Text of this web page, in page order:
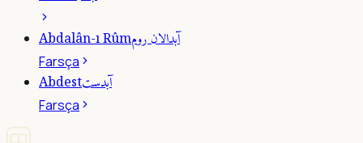
Abdalân-ı Rûmآبدالان روم
Farsça
Abdestآبدست
Farsça